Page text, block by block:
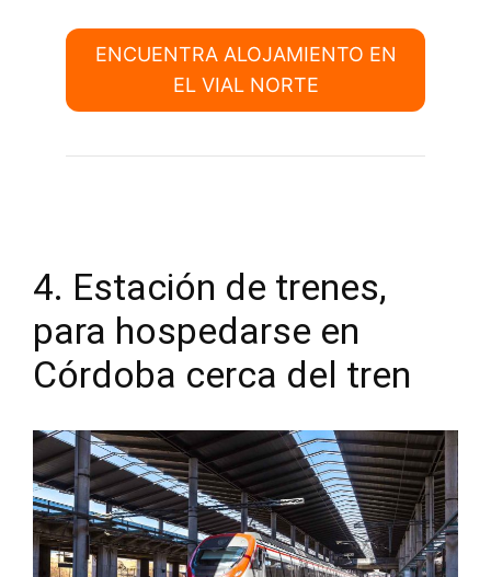
ENCUENTRA ALOJAMIENTO EN
EL VIAL NORTE
4. Estación de trenes,
para hospedarse en
Córdoba cerca del tren